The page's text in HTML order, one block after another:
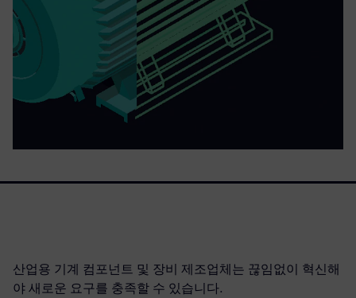
산업용 기계 컴포넌트 및 장비 제조업체는 끊임없이 혁신해
야 새로운 요구를 충족할 수 있습니다.